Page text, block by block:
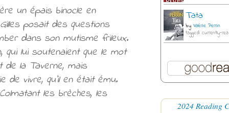
un épais binocle en
posait des questions
dans son mutisme frileux.
qui lui soutenaient que le mot
de la Taverne, mais
vivre, qu’il en était ému.
les brèches, les
Tata
by Valérie Perrin
tagged: currently-
2024 Reading